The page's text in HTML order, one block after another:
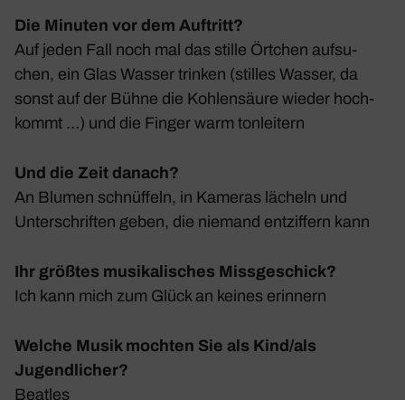
Die Minuten vor dem Auftritt?
Auf jeden Fall noch mal das stille Örtchen aufsu­
chen, ein Glas Wasser trinken (stilles Wasser, da
sonst auf der Bühne die Kohlen­säure wieder hoch­
kommt …) und die Finger warm tonlei­tern
Und die Zeit danach?
An Blumen schnüf­feln, in Kameras lächeln und
Unter­schriften geben, die niemand entzif­fern kann
Ihr größtes musikalisches Missgeschick?
Ich kann mich zum Glück an keines erin­nern
Welche Musik mochten Sie als Kind/als
Jugendlicher?
Beatles